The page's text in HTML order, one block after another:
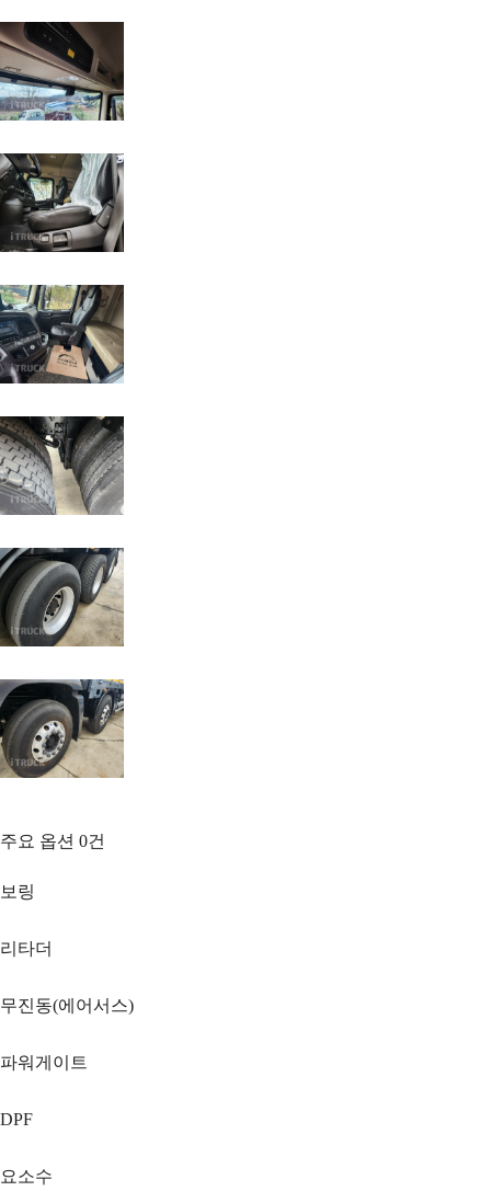
주요 옵션 0건
보링
리타더
무진동(에어서스)
파워게이트
DPF
요소수